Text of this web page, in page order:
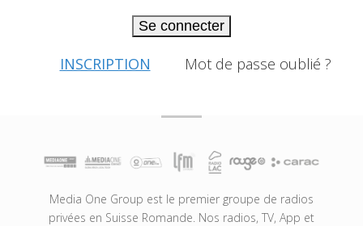
Se connecter
INSCRIPTION Mot de passe oublié ?
Media One Group est le premier groupe de radios
privées en Suisse Romande. Nos radios, TV, App et